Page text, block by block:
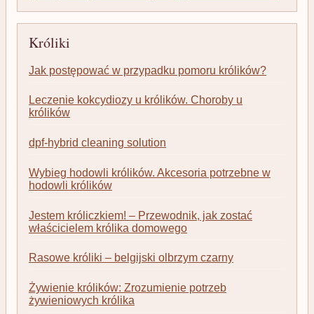
Króliki
Jak postępować w przypadku pomoru królików?
Leczenie kokcydiozy u królików. Choroby u
królików
dpf-hybrid cleaning solution
Wybieg hodowli królików. Akcesoria potrzebne w
hodowli królików
Jestem króliczkiem! – Przewodnik, jak zostać
właścicielem królika domowego
Rasowe króliki – belgijski olbrzym czarny
Żywienie królików: Zrozumienie potrzeb
żywieniowych królika